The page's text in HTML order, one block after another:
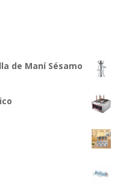
de Maní Sésamo